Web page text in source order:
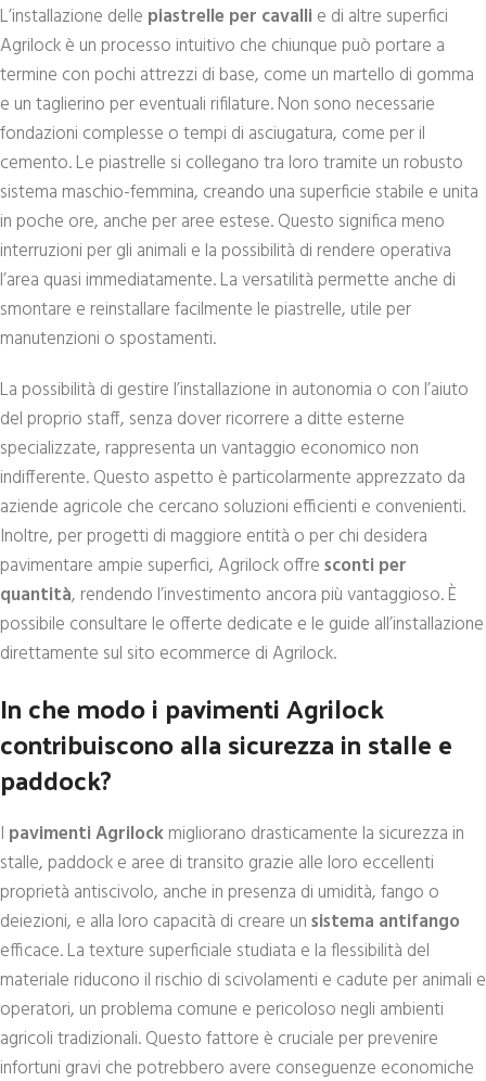
L’installazione delle piastrelle per cavalli e di altre superfici
Agrilock è un processo intuitivo che chiunque può portare a
termine con pochi attrezzi di base, come un martello di gomma
e un taglierino per eventuali rifilature. Non sono necessarie
fondazioni complesse o tempi di asciugatura, come per il
cemento. Le piastrelle si collegano tra loro tramite un robusto
sistema maschio-femmina, creando una superficie stabile e unita
in poche ore, anche per aree estese. Questo significa meno
interruzioni per gli animali e la possibilità di rendere operativa
l’area quasi immediatamente. La versatilità permette anche di
smontare e reinstallare facilmente le piastrelle, utile per
manutenzioni o spostamenti.
La possibilità di gestire l’installazione in autonomia o con l’aiuto
del proprio staff, senza dover ricorrere a ditte esterne
specializzate, rappresenta un vantaggio economico non
indifferente. Questo aspetto è particolarmente apprezzato da
aziende agricole che cercano soluzioni efficienti e convenienti.
Inoltre, per progetti di maggiore entità o per chi desidera
pavimentare ampie superfici, Agrilock offresconti per
quantità, rendendo l’investimento ancora più vantaggioso. È
possibile consultare le offerte dedicate e le guide all’installazione
direttamente sul sito ecommerce di Agrilock.
In che modo i pavimenti Agrilock
contribuiscono alla sicurezza in stalle e
paddock?
I pavimenti Agrilockmigliorano drasticamente la sicurezza in
stalle, paddock e aree di transito grazie alle loro eccellenti
proprietà antiscivolo, anche in presenza di umidità, fango o
deiezioni, e alla loro capacità di creare unsistema antifango
efficace. La texture superficiale studiata e la flessibilità del
materiale riducono il rischio di scivolamenti e cadute per animali e
operatori, un problema comune e pericoloso negli ambienti
agricoli tradizionali. Questo fattore è cruciale per prevenire
infortuni gravi che potrebbero avere conseguenze economiche